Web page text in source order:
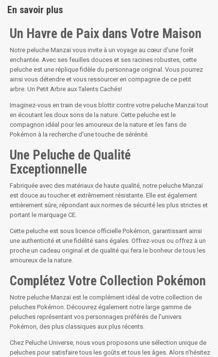
En savoir plus
Un Havre de Paix dans Votre Maison
Notre peluche Manzaï vous invite à un voyage au cœur d'une forêt
enchantée. Avec ses feuilles douces et ses racines robustes, cette
peluche est une réplique fidèle du personnage original. Vous pourrez
ainsi vous détendre et vous ressourcer en compagnie de ce petit
arbre. Un Petit Arbre aux Talents Cachés!
Imaginez-vous en train de vous blottir contre votre peluche Manzaï tout
en écoutant les doux sons de la nature. Cette peluche est le
compagnon idéal pour les amoureux de la nature et les fans de
Pokémon à la recherche d'une touche de sérénité.
Une Peluche de Qualité
Exceptionnelle
Fabriquée avec des matériaux de haute qualité, notre peluche Manzaï
est douce au toucher et extrêmement résistante. Elle est également
entièrement sûre, répondant aux normes de sécurité les plus strictes et
portant le marquage CE.
Cette peluche est sous licence officielle Pokémon, garantissant ainsi
une authenticité et une fidélité sans égales. Offrez-vous ou offrez à un
proche un cadeau original et de qualité qui fera le bonheur de tous les
amoureux de la nature.
Complétez Votre Collection Pokémon
Notre peluche Manzaï est le complément idéal de votre collection de
peluches Pokémon. Découvrez également notre large gamme de
peluches représentant vos personnages préférés de l'univers
Pokémon, des plus classiques aux plus récents.
Chez Peluche Universe, nous vous proposons une sélection unique de
peluches pour satisfaire tous les goûts et tous les âges. Alors n'hésitez